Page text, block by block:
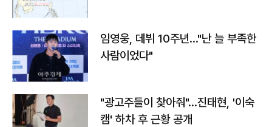
임영웅, 데뷔 10주년…"난 늘 부족한
사람이었다"
"광고주들이 찾아줘"…진태현, '이숙
캠' 하차 후 근황 공개